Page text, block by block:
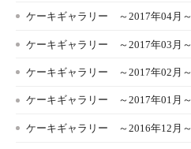
ケーキギャラリー ～2017年04月～
ケーキギャラリー ～2017年03月～
ケーキギャラリー ～2017年02月～
ケーキギャラリー ～2017年01月～
ケーキギャラリー ～2016年12月～